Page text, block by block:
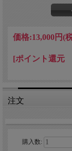
価格:13,000円(
[ポイント還元
注文
購入数: